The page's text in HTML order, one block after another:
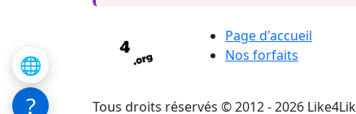
Page d'accueil
Nos forfaits
Tous droits réservés © 2012 - 2026
?
🌐